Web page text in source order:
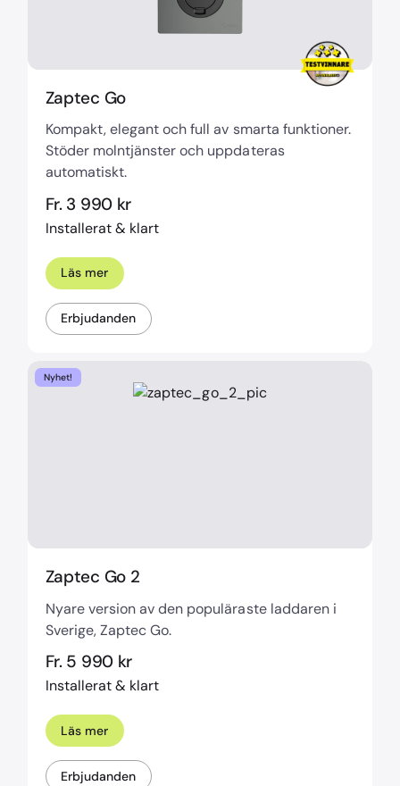
Zaptec Go
Kompakt, elegant och full av smarta funktioner.
Stöder molntjänster och uppdateras
automatiskt.
Fr. 3 990 kr
Installerat & klart
Läs mer
Erbjudanden
Nyhet!
Zaptec Go 2
Nyare version av den populäraste laddaren i
Sverige, Zaptec Go.
Fr. 5 990 kr
Installerat & klart
Läs mer
Erbjudanden